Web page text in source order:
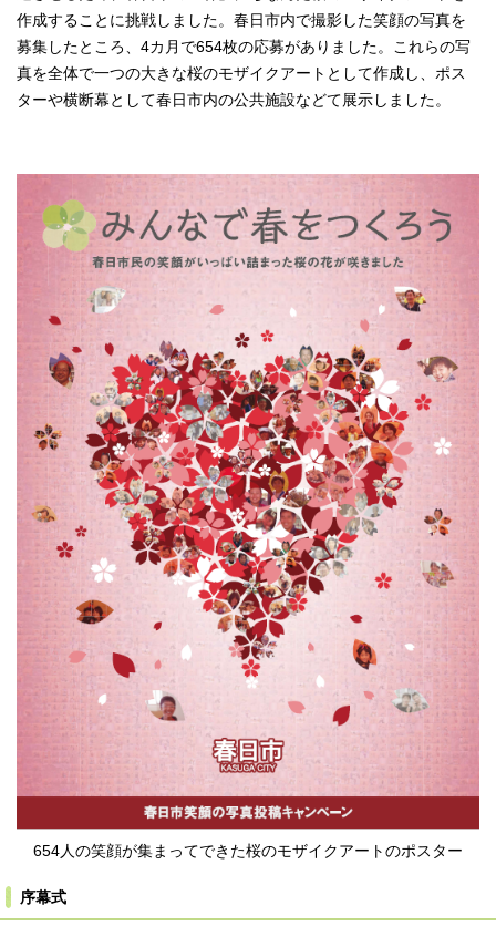
作成することに挑戦しました。春日市内で撮影した笑顔の写真を
募集したところ、4カ月で654枚の応募がありました。これらの写
真を全体で一つの大きな桜のモザイクアートとして作成し、ポス
ターや横断幕として春日市内の公共施設などて展示しました。
654人の笑顔が集まってできた桜のモザイクアートのポスター
序幕式